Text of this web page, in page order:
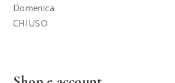
Domenica
CHIUSO